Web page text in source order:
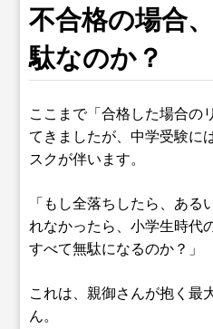
不合格の場合
駄なのか？
ここまで「合格した場合の
てきましたが、中学受験に
スクが伴います。
「もし全落ちしたら、ある
れなかったら、小学生時代
すべて無駄になるのか？」
これは、親御さんが抱く最
ん。